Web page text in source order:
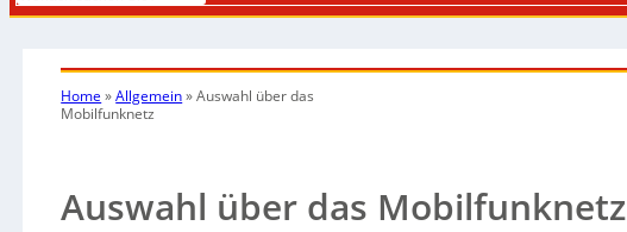
Home »Allgemein»Auswahl über das
Mobilfunknetz
Auswahl über das Mobilfunknetz